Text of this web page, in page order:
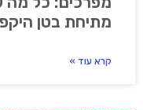
מתיחת בטן
קרא עוד »